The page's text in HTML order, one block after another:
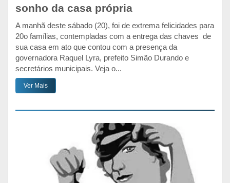
sonho da casa própria
A manhã deste sábado (20), foi de extrema felicidades para
20o famílias, contempladas com a entrega das chaves de
sua casa em ato que contou com a presença da
governadora Raquel Lyra, prefeito Simão Durando e
secretários municipais. Veja o...
Ver Mais